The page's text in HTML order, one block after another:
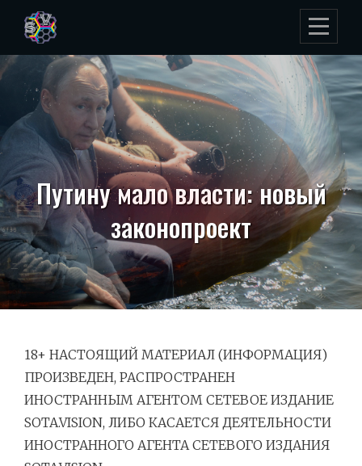
content
Путину мало власти: новый
законопроект
18+ НАСТОЯЩИЙ МАТЕРИАЛ (ИНФОРМАЦИЯ)
ПРОИЗВЕДЕН, РАСПРОСТРАНЕН
ИНОСТРАННЫМ АГЕНТОМ СЕТЕВОЕ ИЗДАНИЕ
SOTA.VISION, ЛИБО КАСАЕТСЯ ДЕЯТЕЛЬНОСТИ
ИНОСТРАННОГО АГЕНТА СЕТЕВОГО ИЗДАНИЯ